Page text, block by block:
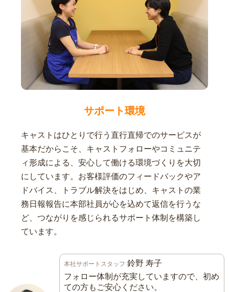
サポート環境
キャストはひとりで行う直行直帰でのサービスが
基本だからこそ、キャストフォローやコミュニテ
ィ形成による、安心して働ける環境づくりを大切
にしています。お客様評価のフィードバックやア
ドバイス、トラブル解決をはじめ、キャストの業
務日報報告に本部社員が心を込めて返信を行うな
ど、つながりを感じられるサポート体制を構築し
ています。
本社サポートスタッフ 鈴野 寿子
フォロー体制が充実していますので、初め
ての方もご安心ください。